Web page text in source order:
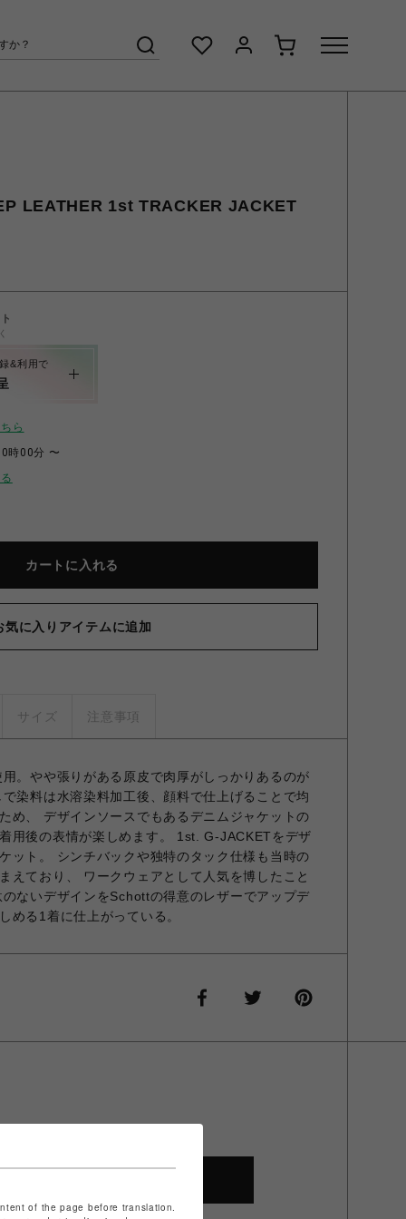
LEATHER 1st TRACKER JACKET
&利用で
ら
時00分 〜
カートに入れる
気に入りアイテムに追加
サイズ 注意事項
。やや張りがある原皮で肉厚がしっかりあるのが
染料は水溶染料加工後、顔料で仕上げることで均
め、 デザインソースでもあるデニムジャケットの
用後の表情が楽しめます。 1st. G-JACKETをデザ
ット。 シンチバックや独特のタック仕様も当時の
えており、 ワークウェアとして人気を博したこと
ないデザインをSchottの得意のレザーでアップデ
める1着に仕上がっている。
of the page before translation.